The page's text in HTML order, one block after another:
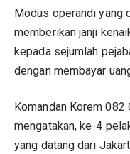
Modus operandi yang
memberikan janji
kepada sejumlah
dengan membayar
Komandan Korem
mengatakan, ke-4
yang datang dari